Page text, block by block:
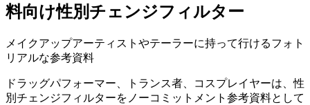
料向け性別チェンジフィルター
メイクアップアーティストやテーラーに持って行けるフォト
リアルな参考資料
ドラッグパフォーマー、トランス者、コスプレイヤーは、性
別チェンジフィルターをノーコミットメント参考資料として